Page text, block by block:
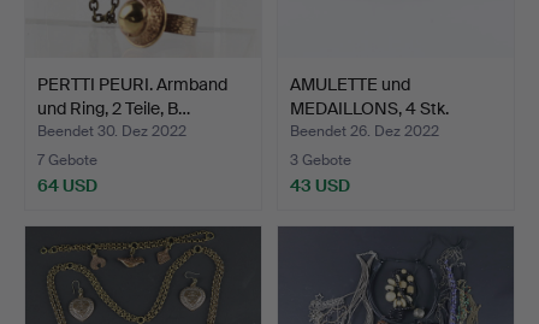
PERTTI PEURI. Armband
und Ring, 2 Teile, B…
Beendet 30. Dez 2022
7 Gebote
64 USD
AMULETTE und
MEDAILLONS, 4 Stk.
Metall, Em…
Beendet 26. Dez 2022
3 Gebote
43 USD